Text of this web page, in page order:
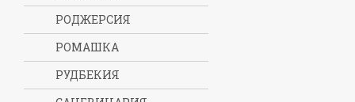
РОДЖЕРСИЯ
РОМАШКА
РУДБЕКИЯ